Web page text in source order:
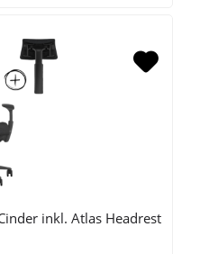
inkl. Atlas Headrest